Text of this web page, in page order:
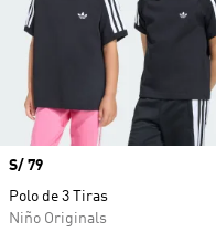
Precio
S/ 79
Polo de 3 Tiras
Niño Originals